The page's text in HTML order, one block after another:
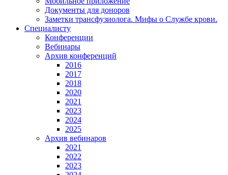
Документы для доноров
Заметки трансфузиолога. Мифы о Службе крови.
Специалисту
Конференции
Вебинары
Архив конференций
2016
2017
2018
2020
2021
2023
2024
2025
Архив вебинаров
2021
2022
2023